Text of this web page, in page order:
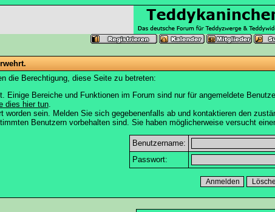
die Berechtigung, diese Seite zu betreten:
Einige Bereiche und Funktionen im Forum sind nur für angemeldete
dies hier tun.
worden sein. Melden Sie sich gegebenenfalls ab und kontaktieren den
Benutzern vorbehalten sind. Sie haben möglicherweise versucht
Benutzername:
Passwort: